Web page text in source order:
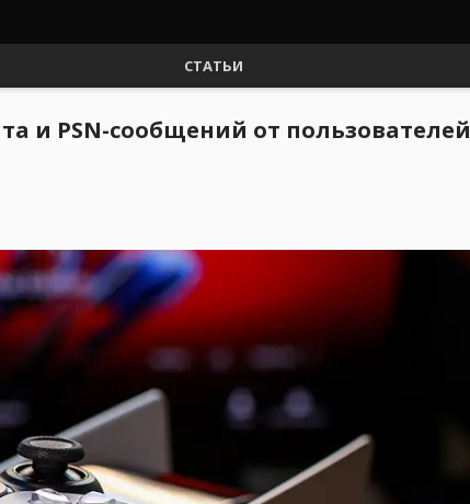
СТАТЬИ
и PSN-сообщений от пользователей